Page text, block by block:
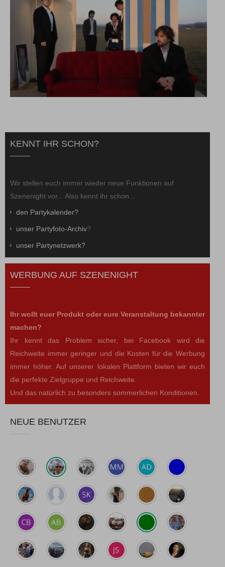
KENNT IHR SCHON?
Wir stellen euch immer wieder neue Funktionen auf
Szenenight vor... Also kennt ihr schon...
den Partykalender?
unser Partyfoto-Archiv?
unser Partynetzwerk?
WERBUNG AUF SZENENIGHT
Ihr wollt euer Produkt oder eure Veranstaltung bekannter
machen?
Ihr kennt das Problem sicher, bei Facebook wird die
Reichweite immer geringer und die Kosten für die Werbung
immer höher. Auf unserer lokalen Plattform bieten wir euch
die perfekte Zielgruppe und Reichweite.
Und das natürlich zu besonders sommerlichen Konditionen.
NEUE BENUTZER